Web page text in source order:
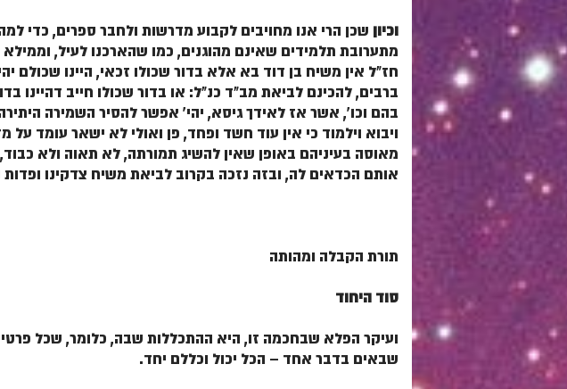
וכיון שכן הרי אנו מחויבים לקבוע מדרשות ולחבר ספרים, כדי
מתערובת תלמידים שאינם מהוגנים, כמו שהארכנו לעיל,
חז"ל אין משיח בן דוד בא אלא בדור שכולו זכאי, היינו
ברבים, להכינם לביאת מב"ד כנ"ל: או בדור שכולו חייב דהיינו
בהם וכו', אשר אז לאידך גיסא, יהי' אפשר להסיר השמירה
ויבוא וילמוד כי אין עוד חשד ופחד, פן ואולי לא ישאר עומד
מאוסה בעיניהם באופן שאין להשיג תמורתה, לא תאוה ולא כבוד,
אותם הכדאים לה, ובזה נזכה בקרוב לביאת משיח צדקינו ופדות
תורת הקבלה ומהותה
סוד היחוד
ועיקר הפלא שבחכמה זו, היא ההתכללות שבה, כלומר, שכל
שבאים בדבר אחד – הכל יכול וכללם יחד.